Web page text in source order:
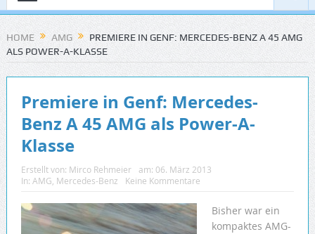
HOME AMG
PREMIERE IN GENF: MERCEDES-BENZ A 45 AMG
ALS POWER-A-KLASSE
Premiere in Genf: Mercedes-
Benz A 45 AMG als Power-A-
Klasse
Erstellt von: Mirco Rehmeier am: 06. März 2013
In: AMG Mercedes-Benz Keine Kommentare
Bisher war ein
kompaktes AMG-